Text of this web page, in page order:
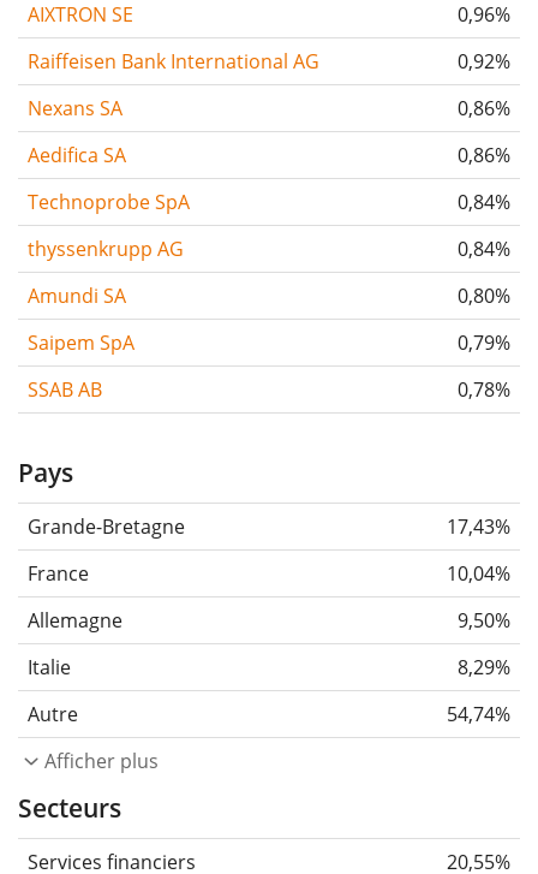
AIXTRON SE
0,96%
Raiffeisen Bank International AG
0,92%
Nexans SA
0,86%
Aedifica SA
0,86%
Technoprobe SpA
0,84%
thyssenkrupp AG
0,84%
Amundi SA
0,80%
Saipem SpA
0,79%
SSAB AB
0,78%
Pays
Grande-Bretagne
17,43%
France
10,04%
Allemagne
9,50%
Italie
8,29%
Autre
54,74%
Afficher plus
Secteurs
Services financiers
20,55%